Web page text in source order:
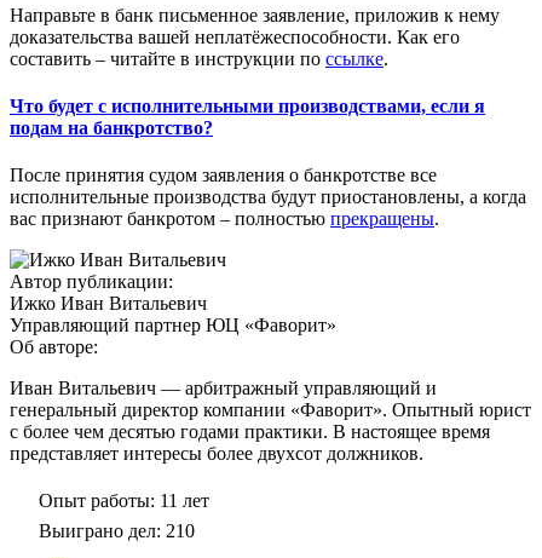
Направьте в банк письменное заявление, приложив к нему
доказательства вашей неплатёжеспособности. Как его
составить – читайте в инструкции по ссылке.
Что будет с исполнительными производствами, если я
подам на банкротство?
После принятия судом заявления о банкротстве все
исполнительные производства будут приостановлены, а когда
вас признают банкротом – полностью прекращены.
Автор публикации:
Ижко Иван Витальевич
Управляющий партнер ЮЦ «Фаворит»
Об авторе:
Иван Витальевич — арбитражный управляющий и
генеральный директор компании «Фаворит». Опытный юрист
с более чем десятью годами практики. В настоящее время
представляет интересы более двухсот должников.
Опыт работы: 11 лет
Выиграно дел: 210